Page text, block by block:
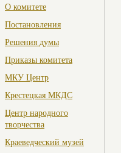
О комитете
Постановления
Решения думы
Приказы комитета
МКУ Центр
Крестецкая МКДС
Центр народного
творчества
Краеведческий музей